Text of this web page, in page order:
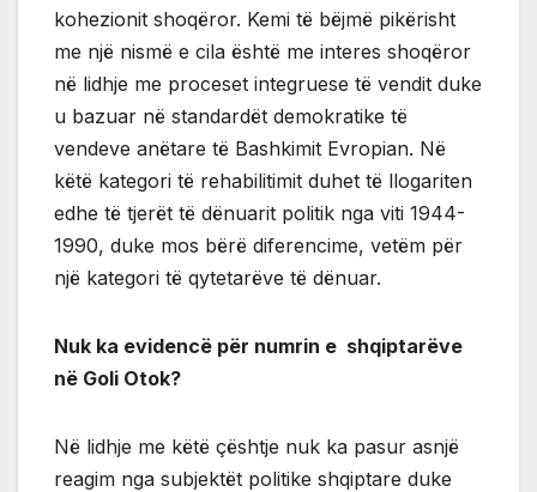
kohezionit shoqëror. Kemi të bëjmë pikërisht
me një nismë e cila është me interes shoqëror
në lidhje me proceset integruese të vendit duke
u bazuar në standardët demokratike të
vendeve anëtare të Bashkimit Evropian. Në
këtë kategori të rehabilitimit duhet të llogariten
edhe të tjerët të dënuarit politik nga viti 1944-
1990, duke mos bërë diferencime, vetëm për
një kategori të qytetarëve të dënuar.
Nuk ka evidencë për numrin e shqiptarëve
në Goli Otok?
Në lidhje me këtë çështje nuk ka pasur asnjë
reagim nga subjektët politike shqiptare duke